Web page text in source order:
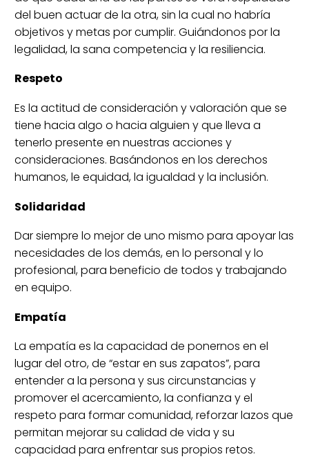
del buen actuar de la otra, sin la cual no habría
objetivos y metas por cumplir. Guiándonos por la
legalidad, la sana competencia y la resiliencia.
Respeto
Es la actitud de consideración y valoración que se
tiene hacia algo o hacia alguien y que lleva a
tenerlo presente en nuestras acciones y
consideraciones. Basándonos en los derechos
humanos, le equidad, la igualdad y la inclusión.
Solidaridad
Dar siempre lo mejor de uno mismo para apoyar las
necesidades de los demás, en lo personal y lo
profesional, para beneficio de todos y trabajando
en equipo.
Empatía
La empatía es la capacidad de ponernos en el
lugar del otro, de “estar en sus zapatos”, para
entender a la persona y sus circunstancias y
promover el acercamiento, la confianza y el
respeto para formar comunidad, reforzar lazos que
permitan mejorar su calidad de vida y su
capacidad para enfrentar sus propios retos.